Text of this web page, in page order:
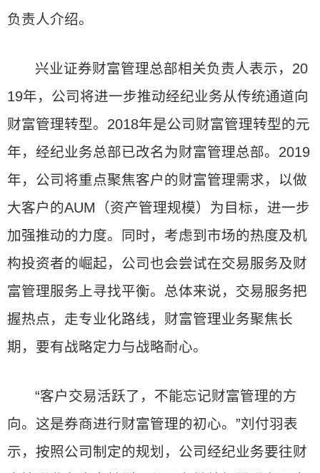
负责人介绍。
兴业证券财富管理总部相关负责人表示，20
19年，公司将进一步推动经纪业务从传统通道向
财富管理转型。2018年是公司财富管理转型的元
年，经纪业务总部已改名为财富管理总部。2019
年，公司将重点聚焦客户的财富管理需求，以做
大客户的AUM（资产管理规模）为目标，进一步
加强推动的力度。同时，考虑到市场的热度及机
构投资者的崛起，公司也会尝试在交易服务及财
富管理服务上寻找平衡。总体来说，交易服务把
握热点，走专业化路线，财富管理业务聚焦长
期，要有战略定力与战略耐心。
“客户交易活跃了，不能忘记财富管理的方
向。这是券商进行财富管理的初心。”刘付羽表
示，按照公司制定的规划，公司经纪业务要往财